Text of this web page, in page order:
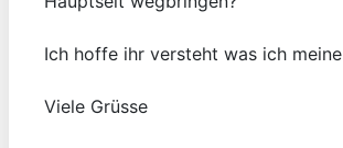
Ich hoffe ihr versteht was ich meine
Viele Grüsse